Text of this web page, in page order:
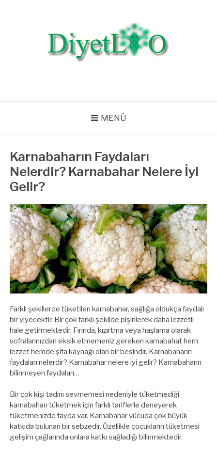
BESLENME VE DIYET
MENÜ
Karnabaharın Faydaları
Nelerdir? Karnabahar Nelere İyi
Gelir?
Farklı şekillerde tüketilen karnabahar, sağlığa oldukça faydalı
bir yiyecektir. Bir çok farklı şekilde pişirilerek daha lezzetli
hale getirmektedir. Fırında, kızırtma veya haşlama olarak
sofralarınızdan eksik etmemeniz gereken karnabahat hem
lezzet hemde şifa kaynağı olan bir besindir. Karnabaharın
faydaları nelerdir? Karnabahar nelere iyi gelir? Karnabaharın
bilinmeyen faydaları…
Bir çok kişi tadını sevmemesi nedeniyle tüketmediği
karnabaharı tüketmek için farklı tariflerle deneyerek
tüketmenizde fayda var. Karnabahar vücuda çok büyük
katkıda bulunan bir sebzedir. Özellikle çocukların tüketmesi
gelişim çağlarında onlara katkı sağladığı bilinmektedir.